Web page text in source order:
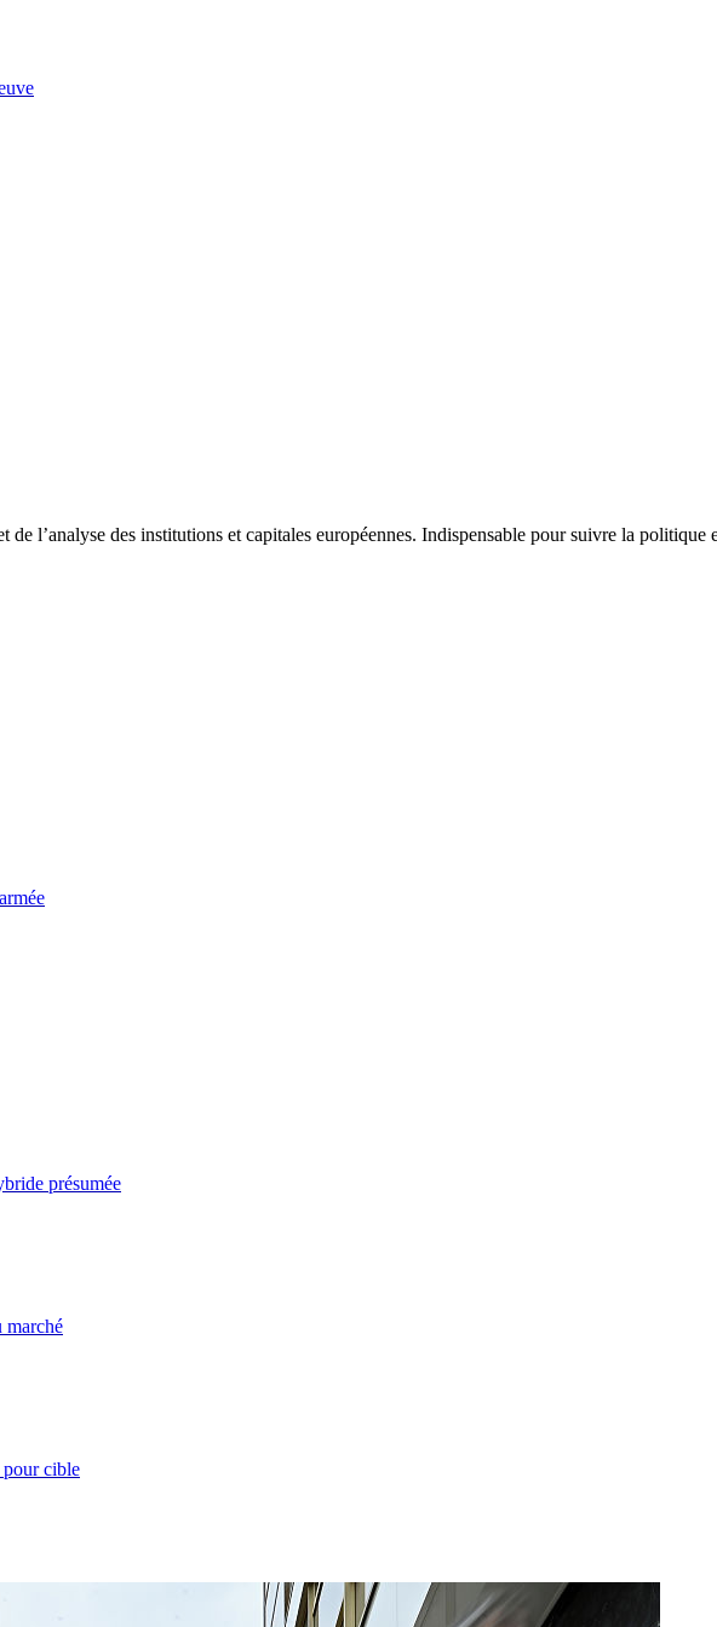
l’analyse des institutions et capitales européennes. Indispensable pour suivre la politique
présumée
marché
pour cible